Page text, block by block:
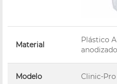
Material
Plástico
anodizado
Modelo Clinic-Pro